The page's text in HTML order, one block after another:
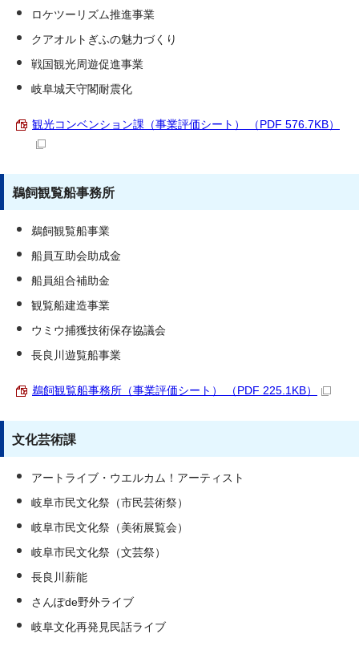
ロケツーリズム推進事業
クアオルトぎふの魅力づくり
戦国観光周遊促進事業
岐阜城天守閣耐震化
観光コンベンション課（事業評価シート） （PDF 576.7KB）
鵜飼観覧船事務所
鵜飼観覧船事業
船員互助会助成金
船員組合補助金
観覧船建造事業
ウミウ捕獲技術保存協議会
長良川遊覧船事業
鵜飼観覧船事務所（事業評価シート） （PDF 225.1KB）
文化芸術課
アートライブ・ウエルカム！アーティスト
岐阜市民文化祭（市民芸術祭）
岐阜市民文化祭（美術展覧会）
岐阜市民文化祭（文芸祭）
長良川薪能
さんぽde野外ライブ
岐阜文化再発見民話ライブ